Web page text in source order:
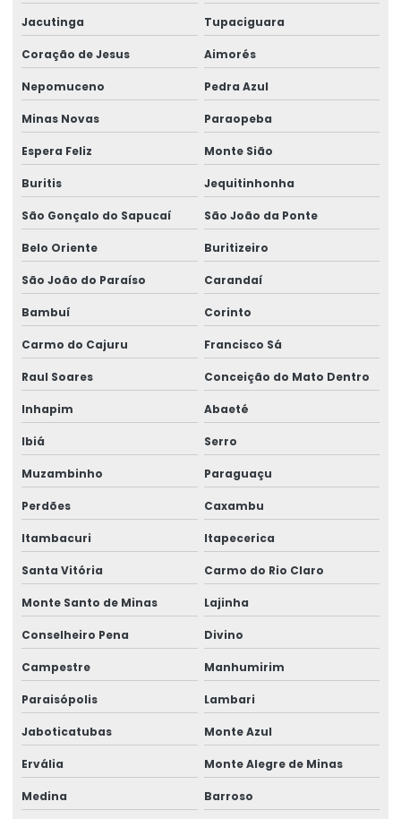
Rótulos Adesivos Couchê Brilho
Rótulos Adesivos Em Bopp
Rótulos Adesivos Em Bopp Transparente
Rótulos Adesivos Em Diferentes Formatos
Rótulos Adesivos Em Diferentes Medidas
Rótulos Adesivos Metalizados
Rótulos Adesivos Para Alimentos
Rótulos Adesivos Para Cosméticos
Rótulos Adesivos Para Empresas De Alimentos
Rótulos Adesivos Para Eventos E Festas
Rótulos Adesivos Para Identificação De Produtos
Rótulos Adesivos Personalizados
Rótulos Adesivos Transparentes Para Produtos
Rótulos Com Acabamento Fosco
Rótulos De Balança Personalizados
Rótulos De Gondola Para Loja
Rótulos De Identificação Para Produtos
Rótulos De Segurança Para Produtos
Rótulos Em Papel Couchê
Rótulos Especiais Para Bebidas
Jacutinga Tupaciguara
Coração de Jesus Aimorés
Nepomuceno Pedra Azul
Minas Novas Paraopeba
Espera Feliz Monte Sião
Buritis Jequitinhonha
São Gonçalo do Sapucaí São João da Ponte
Belo Oriente Buritizeiro
São João do Paraíso Carandaí
Bambuí Corinto
Carmo do Cajuru Francisco Sá
Raul Soares Conceição do Mato Dentro
Inhapim Abaeté
Ibiá Serro
Muzambinho Paraguaçu
Perdões Caxambu
Itambacuri Itapecerica
Santa Vitória Carmo do Rio Claro
Monte Santo de Minas Lajinha
Conselheiro Pena Divino
Campestre Manhumirim
Paraisópolis Lambari
Jaboticatubas Monte Azul
Ervália Monte Alegre de Minas
Medina Barroso